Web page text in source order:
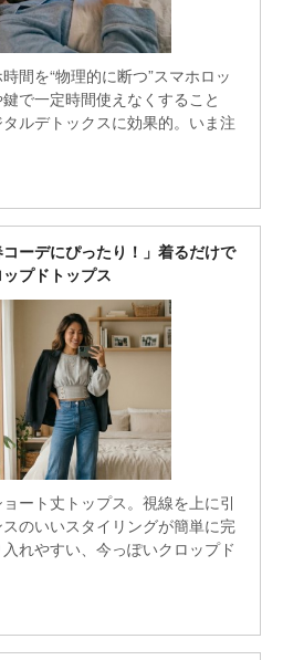
間を“物理的に断つ”スマホロッ
で一定時間使えなくすること
ルデトックスに効果的。いま注
コーデにぴったり！」着るだけで
プドトップス
ート丈トップス。視線を上に引
のいいスタイリングが簡単に完
れやすい、今っぽいクロップド